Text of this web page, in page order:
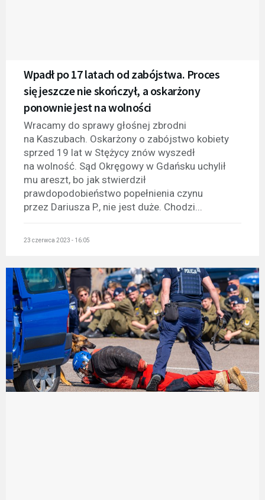
Wpadł po 17 latach od zabójstwa. Proces
się jeszcze nie skończył, a oskarżony
ponownie jest na wolności
Wracamy do sprawy głośnej zbrodni
na Kaszubach. Oskarżony o zabójstwo kobiety
sprzed 19 lat w Stężycy znów wyszedł
na wolność. Sąd Okręgowy w Gdańsku uchylił
mu areszt, bo jak stwierdził
prawdopodobieństwo popełnienia czynu
przez Dariusza P., nie jest duże. Chodzi...
23 czerwca 2023 - 16:05